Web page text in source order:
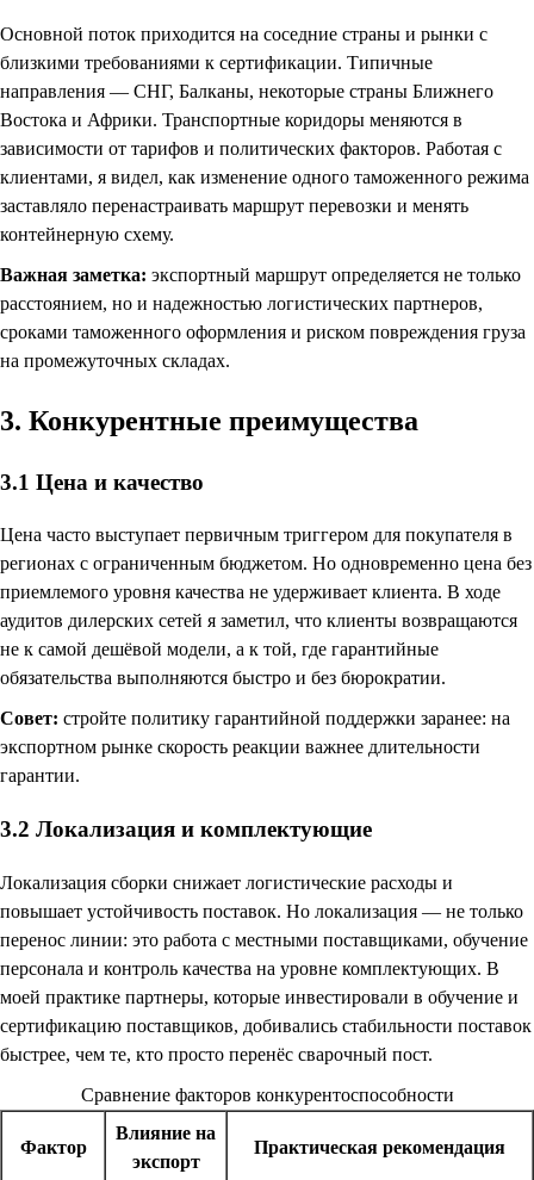
Основной поток приходится на соседние страны и рынки с
близкими требованиями к сертификации. Типичные
направления — СНГ, Балканы, некоторые страны Ближнего
Востока и Африки. Транспортные коридоры меняются в
зависимости от тарифов и политических факторов. Работая с
клиентами, я видел, как изменение одного таможенного режима
заставляло перенастраивать маршрут перевозки и менять
контейнерную схему.
Важная заметка: экспортный маршрут определяется не только
расстоянием, но и надежностью логистических партнеров,
сроками таможенного оформления и риском повреждения груза
на промежуточных складах.
3. Конкурентные преимущества
3.1 Цена и качество
Цена часто выступает первичным триггером для покупателя в
регионах с ограниченным бюджетом. Но одновременно цена без
приемлемого уровня качества не удерживает клиента. В ходе
аудитов дилерских сетей я заметил, что клиенты возвращаются
не к самой дешёвой модели, а к той, где гарантийные
обязательства выполняются быстро и без бюрократии.
Совет: стройте политику гарантийной поддержки заранее: на
экспортном рынке скорость реакции важнее длительности
гарантии.
3.2 Локализация и комплектующие
Локализация сборки снижает логистические расходы и
повышает устойчивость поставок. Но локализация — не только
перенос линии: это работа с местными поставщиками, обучение
персонала и контроль качества на уровне комплектующих. В
моей практике партнеры, которые инвестировали в обучение и
сертификацию поставщиков, добивались стабильности поставок
быстрее, чем те, кто просто перенёс сварочный пост.
Сравнение факторов конкурентоспособности
Фактор
Влияние на
экспорт
Практическая рекомендация